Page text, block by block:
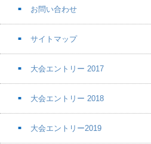
お問い合わせ
サイトマップ
大会エントリー 2017
大会エントリー 2018
大会エントリー2019